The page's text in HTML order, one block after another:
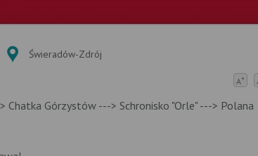
Świeradów-Zdrój
A+
Chatka Górzystów ---> Schronisko "Orle" ---> Polana